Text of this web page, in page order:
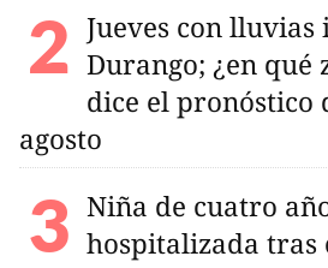
Jueves con lluvias
Durango; ¿en qué
dice el pronóstico
agosto
Niña de cuatro
hospitalizada tras